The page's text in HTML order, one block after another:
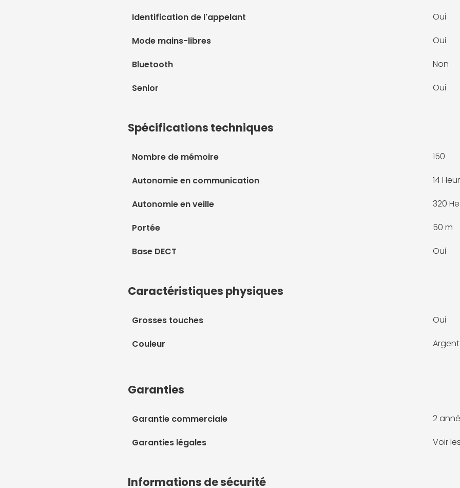
Identification de l'appelant Oui
Mode mains-libres Oui
Bluetooth Non
Senior Oui
Spécifications techniques
Nombre de mémoire 150
Autonomie en communication 14
Autonomie en veille 320
Portée 50 m
Base DECT Oui
Caractéristiques physiques
Grosses touches Oui
Couleur Argent
Garanties
Garantie commerciale 2
Garanties légales Voir
Informations de sécurité